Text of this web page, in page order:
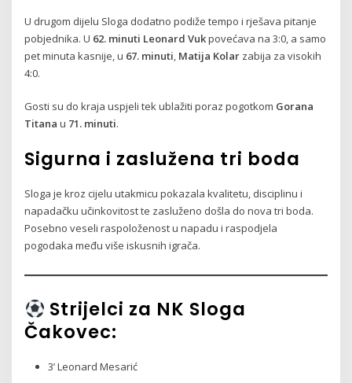
U drugom dijelu Sloga dodatno podiže tempo i rješava pitanje
pobjednika. U 62. minuti Leonard Vukpovećava na 3:0, a samo
pet minuta kasnije, u 67. minuti, Matija Kolar zabija za visokih
4:0.
Gosti su do kraja uspjeli tek ublažiti poraz pogotkom Gorana
Titana u 71. minuti.
Sigurna i zaslužena tri boda
Sloga je kroz cijelu utakmicu pokazala kvalitetu, disciplinu i
napadačku učinkovitost te zasluženo došla do nova tri boda.
Posebno veseli raspoloženost u napadu i raspodjela
pogodaka među više iskusnih igrača.
Strijelci za NK Sloga
Čakovec:
3’ Leonard Mesarić